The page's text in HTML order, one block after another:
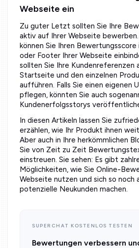
Webseite ein
Zu guter Letzt sollten Sie Ihre
aktiv auf Ihrer Webseite
können Sie Ihren Bewertungsscore
oder Footer Ihrer Webseite
sollten Sie Ihre Kundenreferenzen
Startseite und den einzelnen
aufführen. Falls Sie einen eigenen
pflegen, könnten Sie auch
Kundenerfolgsstorys
In diesen Artikeln lassen Sie
erzählen, wie Ihr Produkt ihnen
Aber auch in Ihre herkömmlichen
Sie von Zeit zu Zeit
einstreuen. Sie sehen: Es gibt
Möglichkeiten, wie Sie Online-
Webseite nutzen und sich so
potenzielle Neukunden machen.
SUPERCHAT KOSTENLOS TESTEN
Bewertungen verbessern